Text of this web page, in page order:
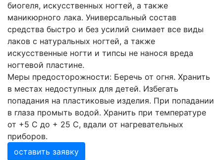
биогеля, искусственных ногтей, а также
маникюрного лака. Универсальный состав
средства быстро и без усилий снимает все виды
лаков с натуральных ногтей, а также
искусственные ногти и типсы не нанося вреда
ногтевой пластине.
Меры предосторожности: Беречь от огня. Хранить
в местах недоступных для детей. Избегать
попадания на пластиковые изделия. При попадании
в глаза промыть водой. Хранить при температуре
от +5 С до + 25 С, вдали от нагревательных
приборов.
оставить заявку